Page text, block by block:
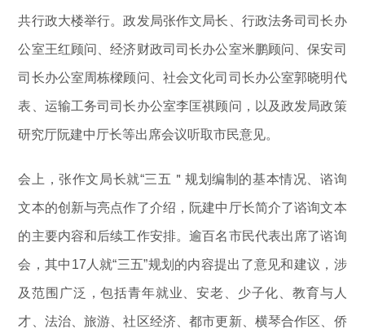
共行政大楼举行。政发局张作文局长、行政法务司司长办
公室王红顾问、经济财政司司长办公室米鹏顾问、保安司
司长办公室周栋樑顾问、社会文化司司长办公室郭晓明代
表、运输工务司司长办公室李匡祺顾问，以及政发局政策
研究厅阮建中厅长等出席会议听取市民意见。
会上，张作文局长就“三五＂规划编制的基本情况、谘询
文本的创新与亮点作了介绍，阮建中厅长简介了谘询文本
的主要内容和后续工作安排。逾百名市民代表出席了谘询
会，其中17人就“三五”规划的内容提出了意见和建议，涉
及范围广泛，包括青年就业、安老、少子化、教育与人
才、法治、旅游、社区经济、都市更新、横琴合作区、侨